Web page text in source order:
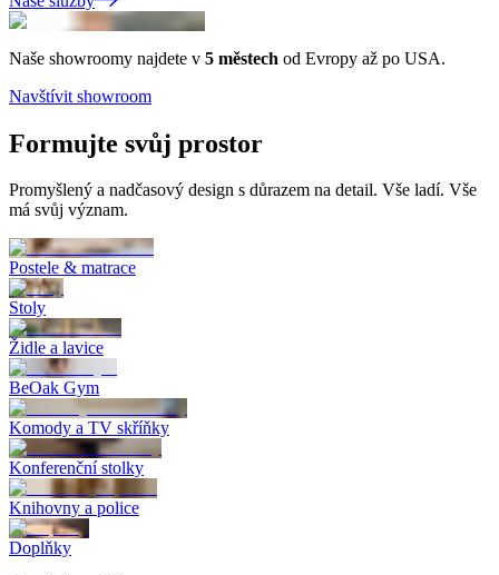
Naše showroomy najdete v 5 městech od Evropy až po USA.
Navštívit showroom
Formujte svůj prostor
Promyšlený a nadčasový design s důrazem na detail. Vše ladí. Vše
má svůj význam.
Postele & matrace
Stoly
Židle a lavice
BeOak Gym
Komody a TV skříňky
Konferenční stolky
Knihovny a police
Doplňky